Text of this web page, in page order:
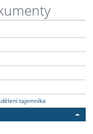
tajemníka